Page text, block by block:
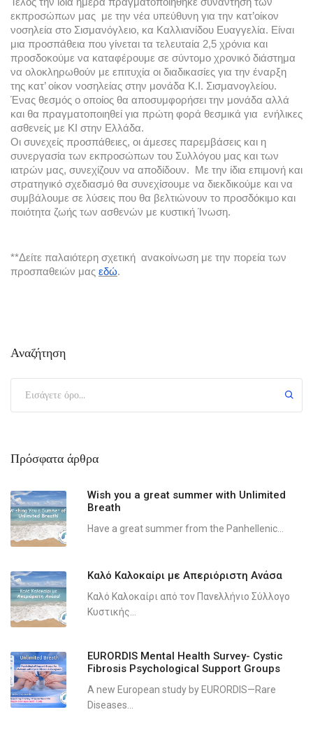
εκπροσώπων μας  με την νέα υπεύθυνη για την κατ’οίκον
νοσηλεία στο Σισμανόγλειο, κα Καλλιανίδου Ευαγγελία. Είναι
μια προσπάθεια που γίνεται τα τελευταία 2,5 χρόνια και
προσδοκούμε να καταφέρουμε σε σύντομο χρονικό διάστημα
να ολοκληρωθούν με επιτυχία οι διαδικασίες για την έναρξη
της κατ’ οίκον νοσηλείας στην μονάδα Κ.Ι. Σισμανογλείου.
Ένας θεσμός ο οποίος θα αποσυμφορήσει την μονάδα αλλά
και θα πραγματοποιηθεί για πρώτη φορά θεσμικά για  ενήλικες
ασθενείς με ΚΙ στην Ελλάδα.
Οι συνεχείς προσπάθειες, οι άμεσες παρεμβάσεις και η
συνεργασία των εκπροσώπων του Συλλόγου μας και των
ιατρών μας, συνεχίζουν να αποδίδουν.  Με την ίδια επιμονή και
στρατηγικό σχεδιασμό θα συνεχίσουμε να διεκδικούμε και να
συμβάλουμε σε λύσεις που θα βελτιώνουν το προσδόκιμο και
ποιότητα ζωής των ασθενών με κυστική Ίνωση.
**Δείτε παλαιότερη σχετική  ανακοίνωση με την πορεία των
προσπαθειών μας εδώ.
Αναζήτηση
Πρόσφατα άρθρα
Wish you a great summer with Unlimited
Breath
Have a great summer from the Panhellenic...
Καλό Καλοκαίρι με Απεριόριστη Ανάσα
Καλό Καλοκαίρι από τον Πανελλήνιο Σύλλογο
Κυστικής...
EURORDIS Mental Health Survey- Cystic
Fibrosis Psychological Support Groups
A new European study by EURORDIS—Rare
Diseases...